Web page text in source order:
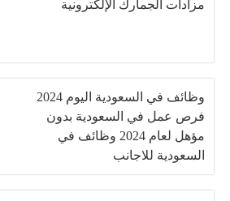
مزادات الجمارك الإلكترونية
وظائف في السعودية اليوم 2024
فرص عمل في السعودية بدون
مؤهل لعام 2024 وظائف في
السعودية للاجانب